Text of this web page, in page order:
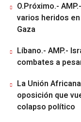
O.Próximo.-
varios heridos
Gaza
Líbano.- AMP.-
combates a
La Unión
oposición que
colapso político